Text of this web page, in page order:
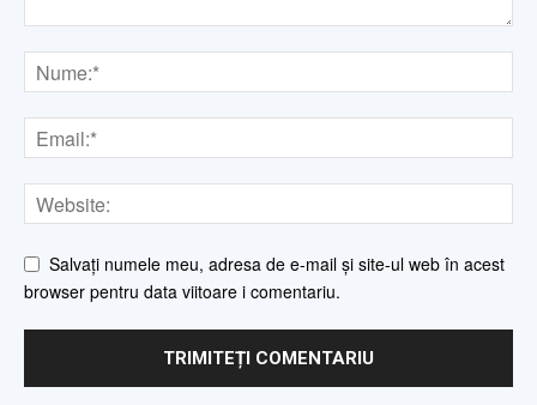
Salvați numele meu, adresa de e-mail și site-ul web în acest
browser pentru data viitoare i comentariu.